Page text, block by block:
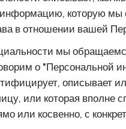
STAMP для ASL
STAMP для иврита
STAMP для
которую мы
в отношении вашей
мы
о "Персональной
описывает
или которая вполне
или косвенно, с